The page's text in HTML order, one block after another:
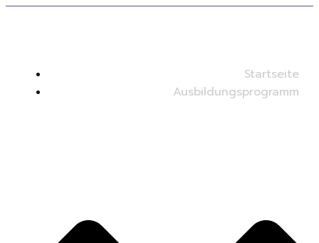
Startseite
Ausbildungsprogramm